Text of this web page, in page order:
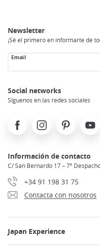
Newsletter
¡Sé el primero en informarte de
Email
Social networks
Síguenos en las redes sociales
FacebookInstagramPinterest
Información de contacto
C/ San Bernardo 17 – 7º
+34 91 198 31 75
Contacta con nosotros
Japan Experience